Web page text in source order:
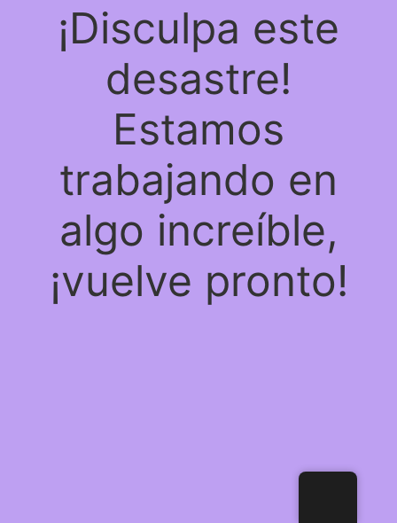
¡Disculpa este
desastre!
Estamos
trabajando en
algo increíble,
¡vuelve pronto!